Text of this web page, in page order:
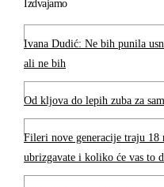
Izdvajamo
Ivana Dudić: Ne bih punila
ali ne bih
Od kljova do lepih zuba za
Fileri nove generacije traju 18
ubrizgavate i koliko će vas to